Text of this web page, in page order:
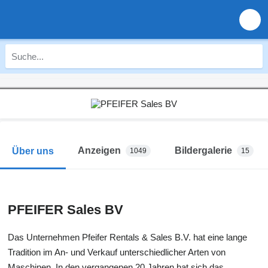
Über uns Anzeigen 1049 Bildergalerie 15
PFEIFER Sales BV
Das Unternehmen Pfeifer Rentals & Sales B.V. hat eine lange
Tradition im An- und Verkauf unterschiedlicher Arten von